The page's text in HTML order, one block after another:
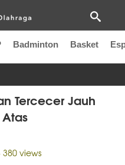
Badminton Basket
Liga Perancis
Tercecer Jauh
380 views